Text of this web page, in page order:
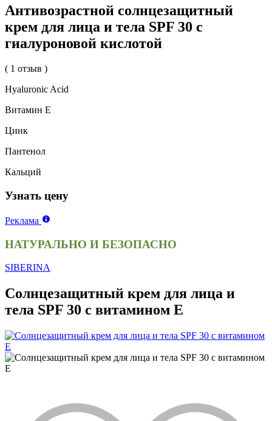
Антивозрастной солнцезащитный
крем для лица и тела SPF 30 с
гиалуроновой кислотой
( 1 отзыв )
Hyaluronic Acid
Витамин Е
Цинк
Пантенол
Кальций
Узнать цену
Реклама
НАТУРАЛЬНО И БЕЗОПАСНО
SIBERINA
Солнцезащитный крем для лица и
тела SPF 30 с витамином Е